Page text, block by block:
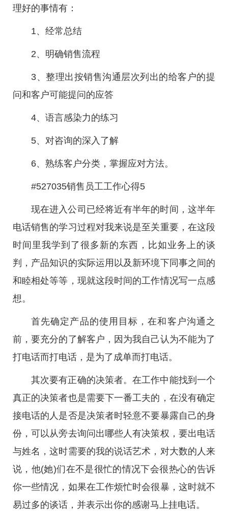
理好的事情有：
1、经常总结
2、明确销售流程
3、整理出按销售沟通层次列出的给客户的提
问和客户可能提问的应答
4、语言感染力的练习
5、对咨询的深入了解
6、熟练客户分类，掌握应对方法。
#527035销售员工工作心得5
现在进入公司已经将近有半年的时间，这半年
电话销售的学习过程对我来说是至关重要，在这段
时间里我学到了很多新的东西，比如业务上的谈
判，产品知识的实际运用以及新环境下同事之间的
和睦相处等等，现就这段时间的工作情况写一点感
想。
首先确定产品的使用目标，在和客户沟通之
前，要充分的了解客户，因为我自己认为不能为了
打电话而打电话，是为了成单而打电话。
其次要有正确的决策者。在工作中能找到一个
真正的决策者也是需要下一番工夫的，在没有确定
接电话的人是否是决策者时轻意不要暴露自己的身
份，可以从旁去询问出哪些人有决策权，要出电话
与姓名，这时需要的我的说话艺术，对大数的人来
说，他(她)们在不是很忙的情况下会很热心的告诉
你一些情况，如果在工作烦忙时会很暴，这时就不
易过多的谈话，并表示出你的感谢马上挂电话。